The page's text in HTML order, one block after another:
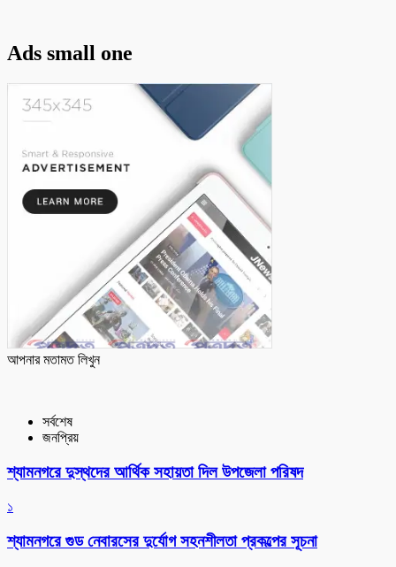
Ads small one
আপনার মতামত লিখুন
সর্বশেষ
জনপ্রিয়
শ্যামনগরে দুস্থদের আর্থিক সহায়তা দিল উপজেলা পরিষদ
১
শ্যামনগরে গুড নেবারসের দুর্যোগ সহনশীলতা প্রকল্পের সূচনা